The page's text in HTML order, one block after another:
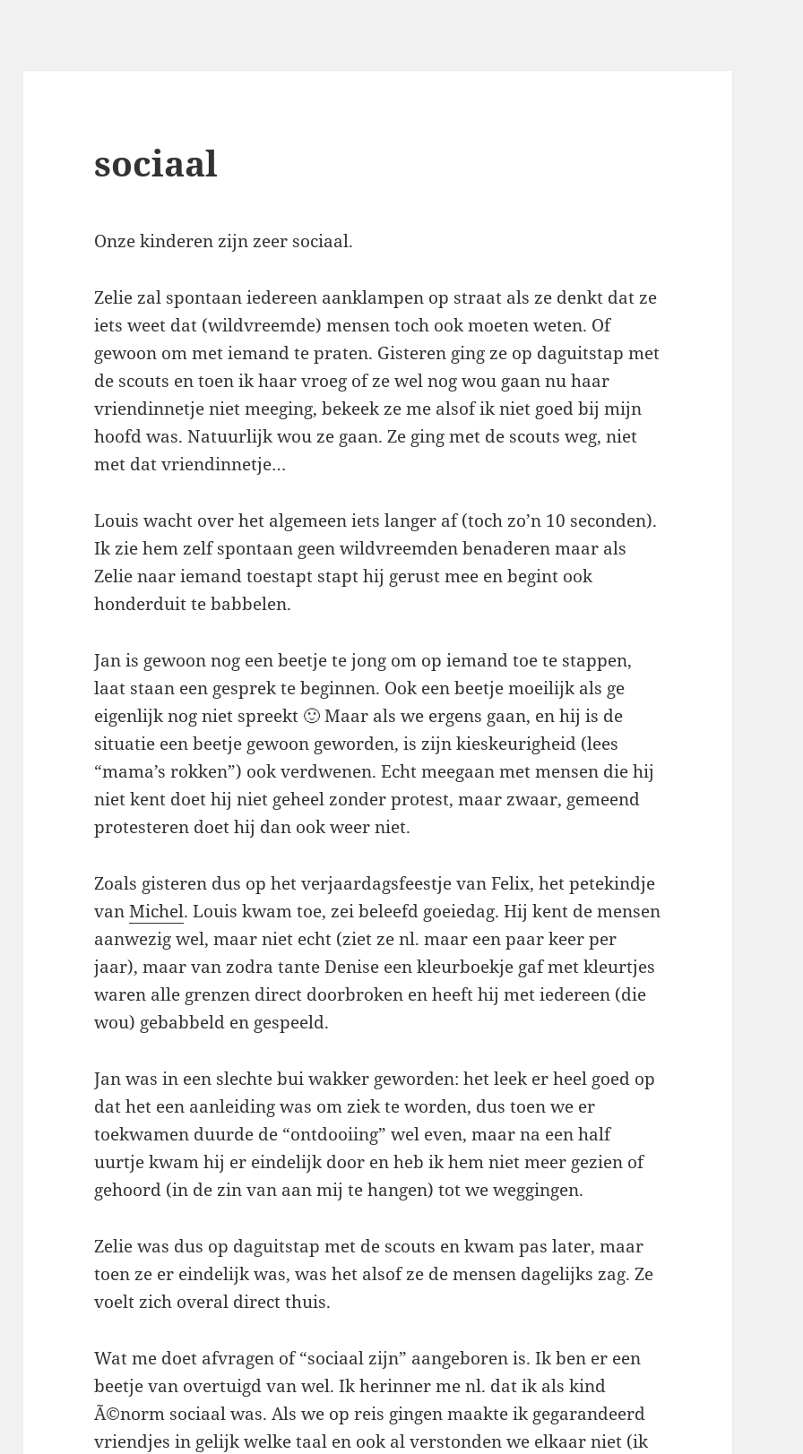
sociaal
Onze kinderen zijn zeer sociaal.
Zelie zal spontaan iedereen aanklampen op straat als ze denkt dat ze
iets weet dat (wildvreemde) mensen toch ook moeten weten. Of
gewoon om met iemand te praten. Gisteren ging ze op daguitstap met
de scouts en toen ik haar vroeg of ze wel nog wou gaan nu haar
vriendinnetje niet meeging, bekeek ze me alsof ik niet goed bij mijn
hoofd was. Natuurlijk wou ze gaan. Ze ging met de scouts weg, niet
met dat vriendinnetje…
Louis wacht over het algemeen iets langer af (toch zo’n 10 seconden).
Ik zie hem zelf spontaan geen wildvreemden benaderen maar als
Zelie naar iemand toestapt stapt hij gerust mee en begint ook
honderduit te babbelen.
Jan is gewoon nog een beetje te jong om op iemand toe te stappen,
laat staan een gesprek te beginnen. Ook een beetje moeilijk als ge
eigenlijk nog niet spreekt 🙂 Maar als we ergens gaan, en hij is de
situatie een beetje gewoon geworden, is zijn kieskeurigheid (lees
“mama’s rokken”) ook verdwenen. Echt meegaan met mensen die hij
niet kent doet hij niet geheel zonder protest, maar zwaar, gemeend
protesteren doet hij dan ook weer niet.
Zoals gisteren dus op het verjaardagsfeestje van Felix, het petekindje
vanMichel. Louis kwam toe, zei beleefd goeiedag. Hij kent de mensen
aanwezig wel, maar niet echt (ziet ze nl. maar een paar keer per
jaar), maar van zodra tante Denise een kleurboekje gaf met kleurtjes
waren alle grenzen direct doorbroken en heeft hij met iedereen (die
wou) gebabbeld en gespeeld.
Jan was in een slechte bui wakker geworden: het leek er heel goed op
dat het een aanleiding was om ziek te worden, dus toen we er
toekwamen duurde de “ontdooiing” wel even, maar na een half
uurtje kwam hij er eindelijk door en heb ik hem niet meer gezien of
gehoord (in de zin van aan mij te hangen) tot we weggingen.
Zelie was dus op daguitstap met de scouts en kwam pas later, maar
toen ze er eindelijk was, was het alsof ze de mensen dagelijks zag. Ze
voelt zich overal direct thuis.
Wat me doet afvragen of “sociaal zijn” aangeboren is. Ik ben er een
beetje van overtuigd van wel. Ik herinner me nl. dat ik als kind
Ã©norm sociaal was. Als we op reis gingen maakte ik gegarandeerd
vriendjes in gelijk welke taal en ook al verstonden we elkaar niet (ik